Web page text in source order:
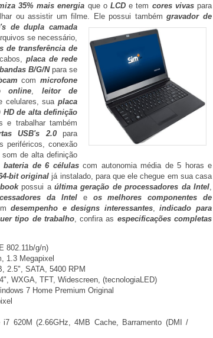
35% mais energia que oLCDe tem cores vivaspara
ou assistir um filme.
Ele possui tambémgravador de
de dupla camada
se necessário,
de transferência de
placa de rede
B/G/Npara se
commicrofone
online, leitor de
celulares, suaplaca
HDde alta definição
e trabalhar também
USB's 2.0para
periféricos, conexão
de alta definição
bateria de 6 célulascom autonomia média de 5 horas e
bit originaljá instalado, para que ele chegue em sua casa
possui aúltima geração de processadores da Intel,
da Intele os melhores componentes de
desempenho e designs interessantes, indicado para
tipo de trabalho, confira as especificações completas
802.11b/g/n)
1.3 Megapixel
2.5", SATA, 5400 RPM
WXGA, TFT, Widescreen, (tecnologiaLED)
7 Home Premium Original
i7 620M (2.66GHz, 4MB Cache, Barramento (DMI /